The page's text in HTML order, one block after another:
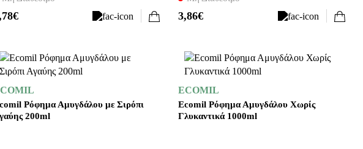
3,86€
Ρόφημα Αμυγδάλου με Σιρόπι
200ml
ECOMIL
Ecomil Ρόφημα Αμυγδάλου Χωρίς
Γλυκαντικά 1000ml